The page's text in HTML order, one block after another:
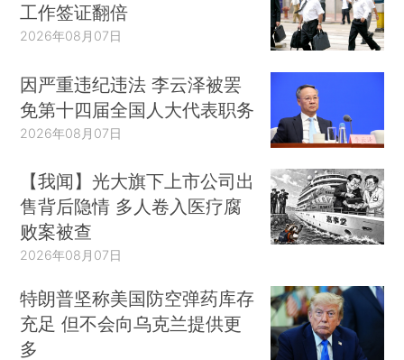
工作签证翻倍
2026年08月07日
因严重违纪违法 李云泽被罢
免第十四届全国人大代表职务
2026年08月07日
【我闻】光大旗下上市公司出
售背后隐情 多人卷入医疗腐
败案被查
2026年08月07日
特朗普坚称美国防空弹药库存
充足 但不会向乌克兰提供更
多